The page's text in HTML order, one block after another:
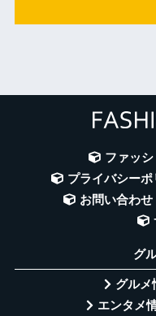
ファッ
プライバシーポ
お問い合わせ
グ
グルメ
エンタメ